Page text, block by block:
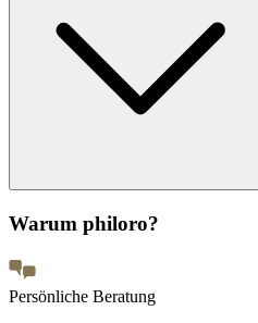
Warum philoro?
Persönliche Beratung